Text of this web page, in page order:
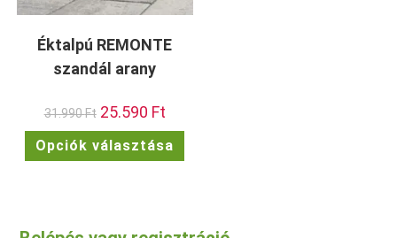
Éktalpú REMONTE
szandál arany
31.990Ft Original
price
was:
31.990 Ft.
25.590 FtCurrent
price
is:
25.590 Ft.
Opciók választása
terméknek